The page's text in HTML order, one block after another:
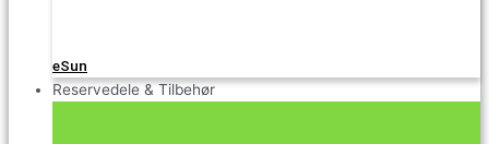
eSun
Reservedele & Tilbehør